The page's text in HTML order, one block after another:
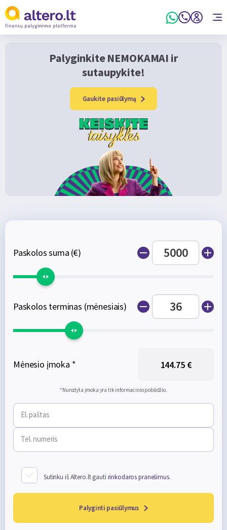
Palyginkite NEMOKAMAI ir
sutaupykite!
Gaukite pasiūlymą
Paskolos suma (€)
Paskolos terminas (mėnesiais)
Mėnesio įmoka * 144.75 €
*Nurodyta įmoka yra tik informacinio pobūdžio.
El. paštas
Tel. numeris
Sutinku iš Altero.lt gauti rinkodaros pranešimus.
Palyginti pasiūlymus